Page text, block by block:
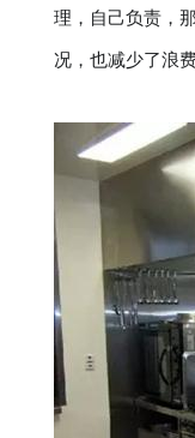
理，自己负责，
况，也减少了浪